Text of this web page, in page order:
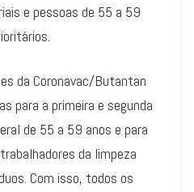
e pessoas de 55 a 59
da Coronavac/Butantan
para a primeira e segunda
de 55 a 59 anos e para
da limpeza
Com isso, todos os